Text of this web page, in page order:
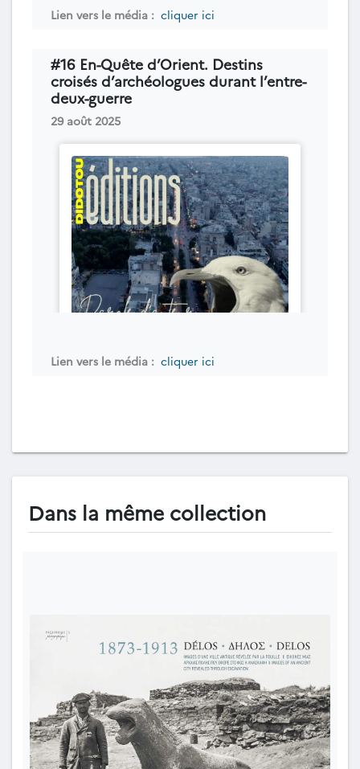
Lien vers le média : cliquer ici
#16 En-Quête d’Orient. Destins
croisés d’archéologues durant l’entre-
deux-guerre
29 août 2025
Lien vers le média : cliquer ici
Dans la même collection